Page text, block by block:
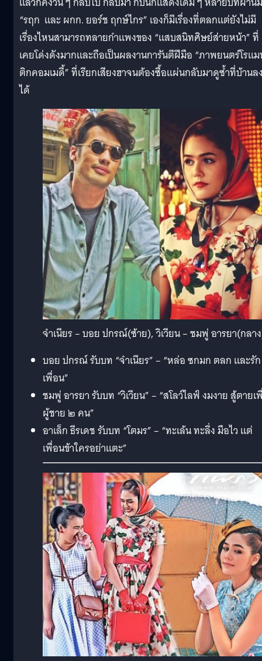
“รฤก และ ผกก. ยอร์ช ฤกษ์ไกร” เองก็มีเรื่องที่ตลกแต่ยังไม่มี
เรื่องไหนสามารถทลายกำแพงของ “แสบสนิทศิษย์ส่ายหน้า” ที่
เคยโด่งดังมากและถือเป็นผลงานการันตีฝีมือ “ภาพยนตร์โรแ
ติกคอมเมดี้” ที่เรียกเสียงฮาจนต้องซื้อแผ่นกลับมาดูซ้ำที่บ้านล
ได้
จำเนียร – บอย ปกรณ์(ซ้าย), วิเวียน – ชมพู่ อารยา(กลา
บอย ปกรณ์ รับบท “จำเนียร” – “หล่อ ซกมก ตลก และรัก
เพื่อน”
ชมพู่ อารยา รับบท “วิเวียน” – “สโลว์ไลฟ์ งมงาย สู้ตายเ
ผู้ชาย ๒ คน”
อาเล็ก ธีรเดช รับบท “โตมร” – “ทะเล้น ทะลึ่ง มือไว แต่
เพื่อนข้าใครอย่าแตะ”